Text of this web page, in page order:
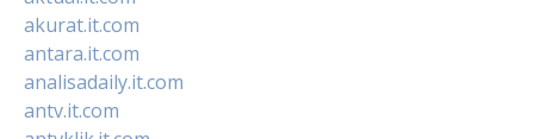
akurat.it.com
antara.it.com
analisadaily.it.com
antv.it.com